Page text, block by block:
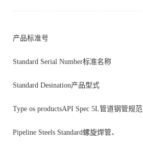
产品标准号
Standard Serial Number标准名称
Standard Desination产品型式
Type os productsAPI Spec 5L管道钢管规范
Pipeline Steels Standard螺旋焊管、